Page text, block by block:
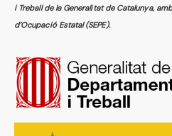
i Treball de la Generalitat de Catalunya,
d’Ocupació Estatal (SEPE).